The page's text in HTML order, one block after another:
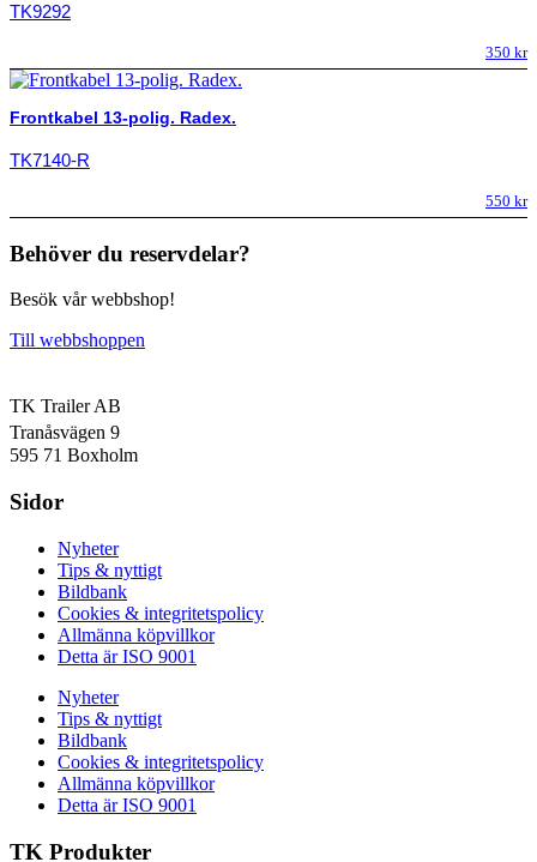
TK9292
350 kr
Frontkabel 13-polig. Radex.
TK7140-R
550 kr
Behöver du reservdelar?
Besök vår webbshop!
Till webbshoppen
TK Trailer AB
Tranåsvägen 9
595 71 Boxholm
Sidor
Nyheter
Tips & nyttigt
Bildbank
Cookies & integritetspolicy
Allmänna köpvillkor
Detta är ISO 9001
Nyheter
Tips & nyttigt
Bildbank
Cookies & integritetspolicy
Allmänna köpvillkor
Detta är ISO 9001
TK Produkter